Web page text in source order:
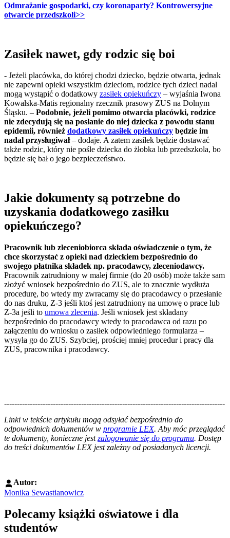
Odmrażanie gospodarki, czy koronaparty? Kontrowersyjne
otwarcie przedszkoli>>
Zasiłek nawet, gdy rodzic się boi
- Jeżeli placówka, do której chodzi dziecko, będzie otwarta, jednak
nie zapewni opieki wszystkim dzieciom, rodzice tych dzieci nadal
mogą wystąpić o dodatkowy zasiłek opiekuńczy – wyjaśnia Iwona
Kowalska-Matis regionalny rzecznik prasowy ZUS na Dolnym
Śląsku. – Podobnie, jeżeli pomimo otwarcia placówki, rodzice
nie zdecydują się na posłanie do niej dziecka z powodu stanu
epidemii, również dodatkowy zasiłek opiekuńczy będzie im
nadal przysługiwał– dodaje. A zatem zasiłek będzie dostawać
także rodzic, który nie pośle dziecka do żłobka lub przedszkola, bo
będzie się bał o jego bezpieczeństwo.
Jakie dokumenty są potrzebne do
uzyskania dodatkowego zasiłku
opiekuńczego?
Pracownik lub zleceniobiorca składa oświadczenie o tym, że
chce skorzystać z opieki nad dzieckiem bezpośrednio do
swojego płatnika składek np. pracodawcy, zleceniodawcy.
Pracownik zatrudniony w małej firmie (do 20 osób) może także sam
złożyć wniosek bezpośrednio do ZUS, ale to znacznie wydłuża
procedurę, bo wtedy my zwracamy się do pracodawcy o przesłanie
do nas druku, Z-3 jeśli ktoś jest zatrudniony na umowę o prace lub
Z-3a jeśli to umowa zlecenia. Jeśli wniosek jest składany
bezpośrednio do pracodawcy wtedy to pracodawca od razu po
załączeniu do wniosku o zasiłek odpowiedniego formularza –
wysyła go do ZUS. Szybciej, prościej mniej procedur i pracy dla
ZUS, pracownika i pracodawcy.
--------------------------------------------------------------------------------------
Linki w tekście artykułu mogą odsyłać bezpośrednio do
odpowiednich dokumentów w programie LEX. Aby móc przeglądać
te dokumenty, konieczne jestzalogowanie się do programu. Dostęp
do treści dokumentów LEX jest zależny od posiadanych licencji.
Autor:
Monika Sewastianowicz
Polecamy książki oświatowe i dla
studentów